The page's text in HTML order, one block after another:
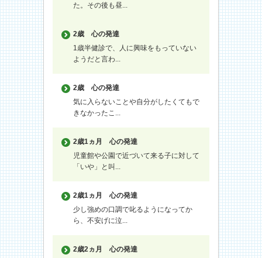
た。その後も昼...
2歳
心の発達
1歳半健診で、人に興味をもっていない
ようだと言わ...
2歳
心の発達
気に入らないことや自分がしたくてもで
きなかったこ...
2歳1ヵ月
心の発達
児童館や公園で近づいて来る子に対して
「いや」と叫...
2歳1ヵ月
心の発達
少し強めの口調で叱るようになってか
ら、不安げに泣...
2歳2ヵ月
心の発達